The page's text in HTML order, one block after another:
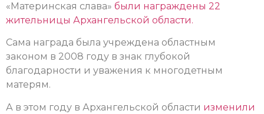
«Материнская слава» были награждены 22
жительницы Архангельской области.
Сама награда была учреждена областным
законом в 2008 году в знак глубокой
благодарности и уважения к многодетным
матерям.
А в этом году в Архангельской области изменили